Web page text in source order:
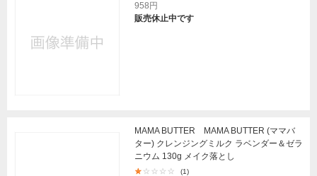
958円
販売休止中です
MAMA BUTTER MAMA BUTTER (ママバ
ター) クレンジングミルク ラベンダー＆ゼラ
ニウム 130g メイク落とし
(1)